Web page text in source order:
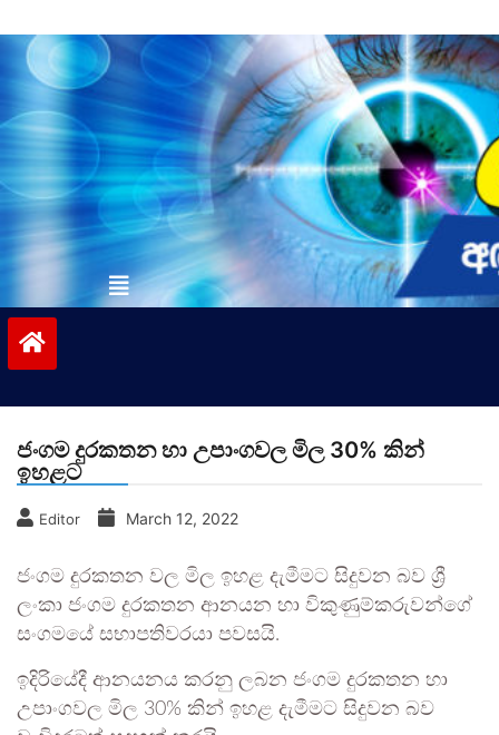
to
contentvinivida.lk
ජංගම දුරකතන හා උපාංගවල මිල 30% කින්
ඉහළට
Editor March 12, 2022
ජංගම දුරකතන වල මිල ඉහළ දැමීමට සිදුවන බව ශ්‍රී
ලංකා ජංගම දුරකතන ආනයන හා විකුණුම්කරුවන්ගේ
සංගමයේ සභාපතිවරයා පවසයි.
ඉදිරියේදී ආනයනය කරනු ලබන ජංගම දුරකතන හා
උපාංගවල මිල 30% කින් ඉහළ දැමීමට සිදුවන බව